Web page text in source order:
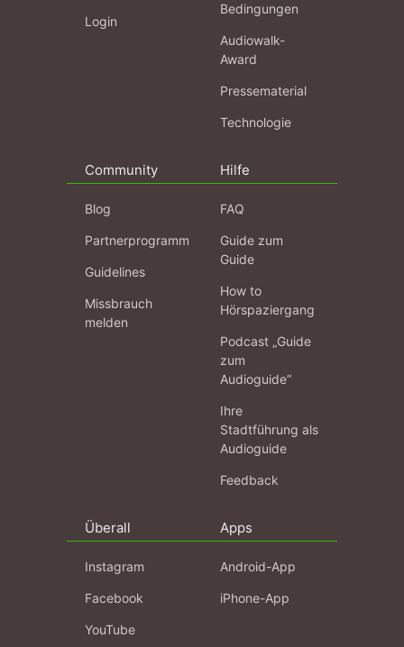
Login
Bedingungen
Audiowalk-
Award
Pressematerial
Technologie
Community
Blog
Partnerprogramm
Guidelines
Missbrauch
melden
Hilfe
FAQ
Guide zum
Guide
How to
Hörspaziergang
Podcast „Guide
zum
Audioguide“
Ihre
Stadtführung als
Audioguide
Feedback
Überall
Instagram
Facebook
YouTube
Apps
Android-App
iPhone-App